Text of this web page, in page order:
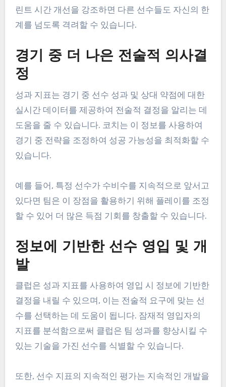
에 띄는 개선으로 이어질 수 있습니다.
여
선수들이 자신의 성과 지표를 인식할 때, 그들은 자
신의 발전에 대해 더 큰 책임을 지게 됩니다. 지표는
선수들이 달성하기 위해 노력할 수 있는 명확한 기준
을 제공하여 팀 내에서 책임감을 조성합니다.
또한, 지표를 기반으로 한 개인 성과를 인정하는 것
린트 시간 개선을 강조하면 다른 선수들도 자신의 한
계를 넘도록 격려할 수 있습니다.
정
성과 지표는 경기 중 선수 성과 및 상대 약점에 대한
실시간 데이터를 제공하여 전술적 결정을 알리는 데
도움을 줄 수 있습니다. 코치는 이 정보를 사용하여
경기 중 전략을 조정하여 성공 가능성을 최적화할 수
있습니다.
있다면 팀은 이 장점을 활용하기 위해 플레이를 조정